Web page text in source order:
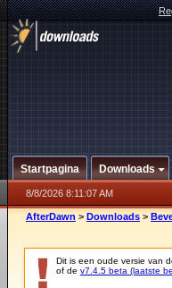
Startpagina Downloads
8/8/2026 8:11:07 AM
AfterDawn > Downloads >
Dit is een oude versie van
of de v7.4.5 beta (laatste